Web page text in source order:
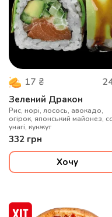
17 ₴
Зелений Дракон
Рис, норі, лосось, авокадо,
огірок, японський майонез,
унагі, кунжут
332 грн
Хочу